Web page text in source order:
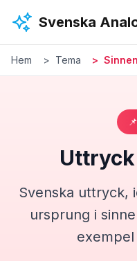
Svenska
Hem Tema Sinnen
📌
Uttryck
Svenska uttryck,
ursprung i